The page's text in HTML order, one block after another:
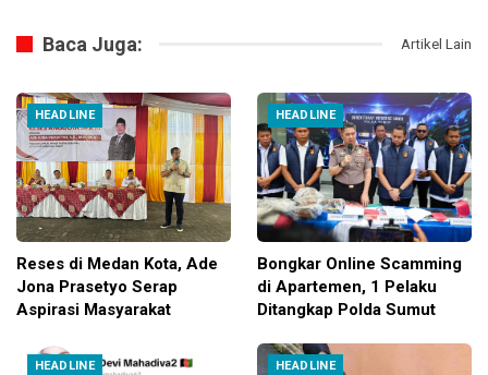
Baca Juga: Artikel Lain
HEADLINE
Reses di Medan Kota, Ade
Jona Prasetyo Serap
Aspirasi Masyarakat
HEADLINE
Bongkar Online Scamming
di Apartemen, 1 Pelaku
Ditangkap Polda Sumut
HEADLINE HEADLINE